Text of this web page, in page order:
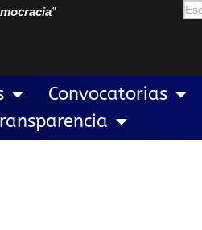
”
Convocatorias